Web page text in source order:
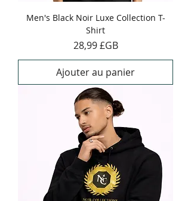
Men's Black Noir Luxe Collection T-
Shirt
Prix
28,99 £GB
Ajouter au panier